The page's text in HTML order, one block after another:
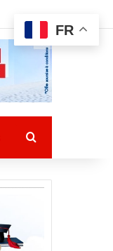
Rechercher
FR